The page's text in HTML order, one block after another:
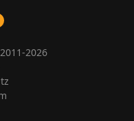
2026